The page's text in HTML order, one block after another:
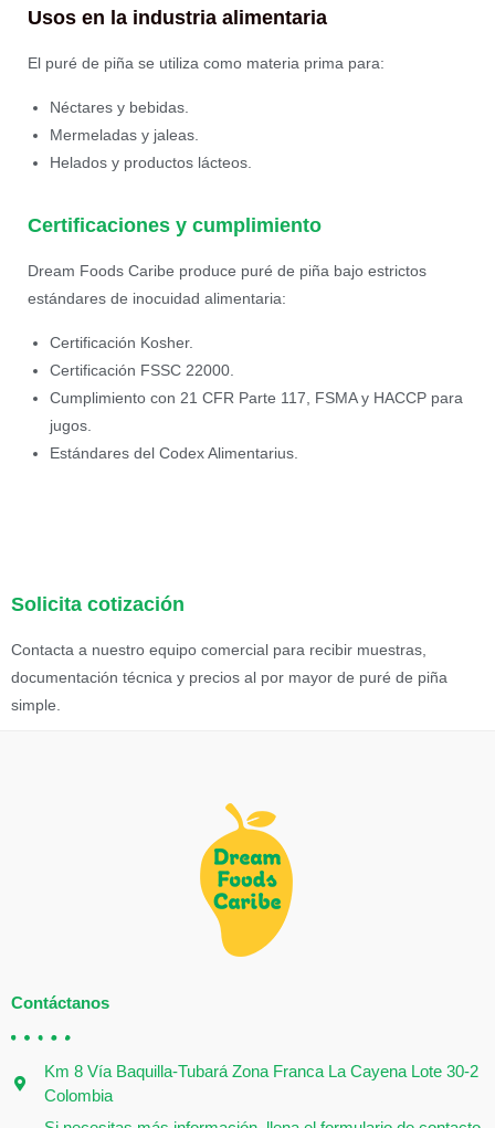
Usos en la industria alimentaria
El puré de piña se utiliza como materia prima para:
Néctares y bebidas.
Mermeladas y jaleas.
Helados y productos lácteos.
Certificaciones y cumplimiento
Dream Foods Caribe produce puré de piña bajo estrictos
estándares de inocuidad alimentaria:
Certificación Kosher.
Certificación FSSC 22000.
Cumplimiento con 21 CFR Parte 117, FSMA y HACCP para
jugos.
Estándares del Codex Alimentarius.
Solicita cotización
Contacta a nuestro equipo comercial para recibir muestras,
documentación técnica y precios al por mayor de puré de piña
simple.
Contáctanos
Km 8 Vía Baquilla-Tubará Zona Franca La Cayena Lote 30-2
Colombia